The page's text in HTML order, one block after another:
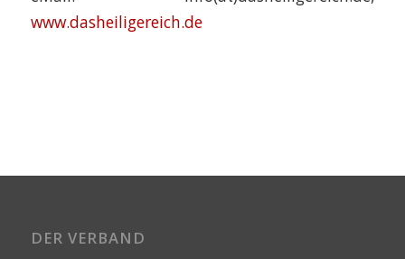
www.dasheiligereich.de
DER VERBAND